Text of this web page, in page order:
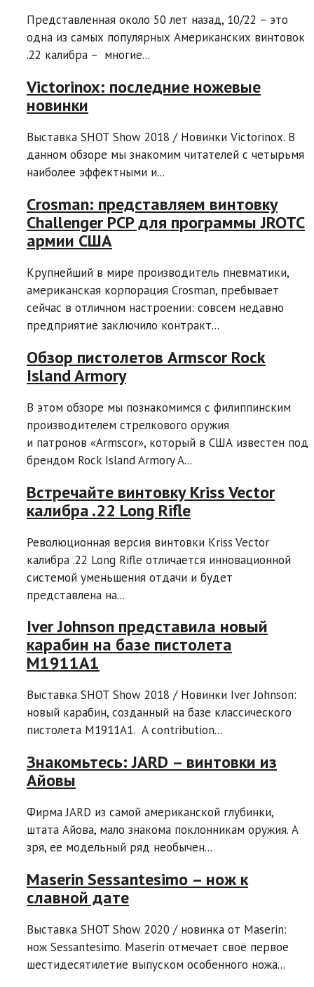
Представленная около 50 лет назад, 10/22 – это
одна из самых популярных Американских винтовок
.22 калибра – многие...
Victorinox: последние ножевые
новинки
Выставка SHOT Show 2018 / Новинки Victorinox. В
данном обзоре мы знакомим читателей с четырьмя
наиболее эффектными и...
Crosman: представляем винтовку
Challenger PCP для программы JROTC
армии США
Крупнейший в мире производитель пневматики,
американская корпорация Crosman, пребывает
сейчас в отличном настроении: совсем недавно
предприятие заключило контракт...
Обзор пистолетов Armscor Rock
Island Armory
В этом обзоре мы познакомимся с филиппинским
производителем стрелкового оружия
и патронов «Armscor», который в США известен под
брендом Rock Island Armory A...
Встречайте винтовку Kriss Vector
калибра .22 Long Rifle
Революционная версия винтовки Kriss Vector
калибра .22 Long Rifle отличается инновационной
системой уменьшения отдачи и будет
представлена на...
Iver Johnson представила новый
карабин на базе пистолета
М1911А1
Выставка SHOT Show 2018 / Новинки Iver Johnson:
новый карабин, созданный на базе классического
пистолета М1911А1. A contribution...
Знакомьтесь: JARD – винтовки из
Айовы
Фирма JARD из самой американской глубинки,
штата Айова, мало знакома поклонникам оружия. А
зря, ее модельный ряд необычен...
Maserin Sessantesimo – нож к
славной дате
Выставка SHOT Show 2020 / новинка от Maserin:
нож Sessantesimo. Maserin отмечает своё первое
шестидесятилетие выпуском особенного ножа...